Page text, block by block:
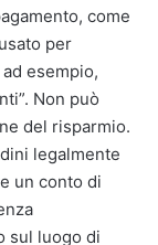
come
per
esempio,
Non può
del risparmio.
legalmente
un conto di
sul luogo di